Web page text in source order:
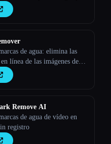
de las fotos en segundos.
resultados de calidad
de agua: elimina las
línea de las imágenes de
Remove AI
de agua de vídeo en
registro